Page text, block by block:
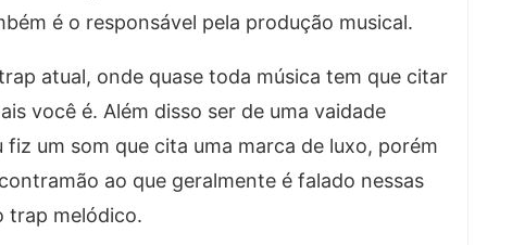
é o responsável pela produção musical.
atual, onde quase toda música tem que citar
você é. Além disso ser de uma vaidade
um som que cita uma marca de luxo, porém
ao que geralmente é falado nessas
trap melódico.